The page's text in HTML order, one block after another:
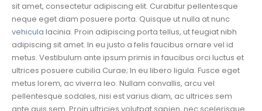
sit amet, consectetur adipiscing elit. Curabitur pellentesque
neque eget diam posuere porta. Quisque ut nulla at nunc
vehicula lacinia. Proin adipiscing porta tellus, ut feugiat nibh
adipiscing sit amet. In eu justo a felis faucibus ornare vel id
metus. Vestibulum ante ipsum primis in faucibus orci luctus et
ultrices posuere cubilia Curae; In eu libero ligula. Fusce eget
metus lorem, ac viverra leo. Nullam convallis, arcu vel
pellentesque sodales, nisi est varius diam, ac ultrices sem